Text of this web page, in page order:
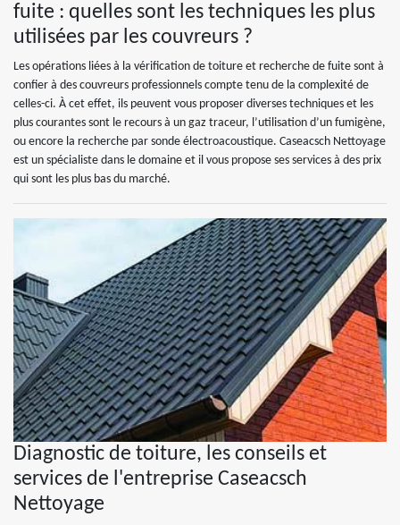
fuite : quelles sont les techniques les plus
utilisées par les couvreurs ?
Les opérations liées à la vérification de toiture et recherche de fuite sont à
confier à des couvreurs professionnels compte tenu de la complexité de
celles-ci. À cet effet, ils peuvent vous proposer diverses techniques et les
plus courantes sont le recours à un gaz traceur, l’utilisation d’un fumigène,
ou encore la recherche par sonde électroacoustique. Caseacsch Nettoyage
est un spécialiste dans le domaine et il vous propose ses services à des prix
qui sont les plus bas du marché.
Diagnostic de toiture, les conseils et
services de l'entreprise Caseacsch
Nettoyage